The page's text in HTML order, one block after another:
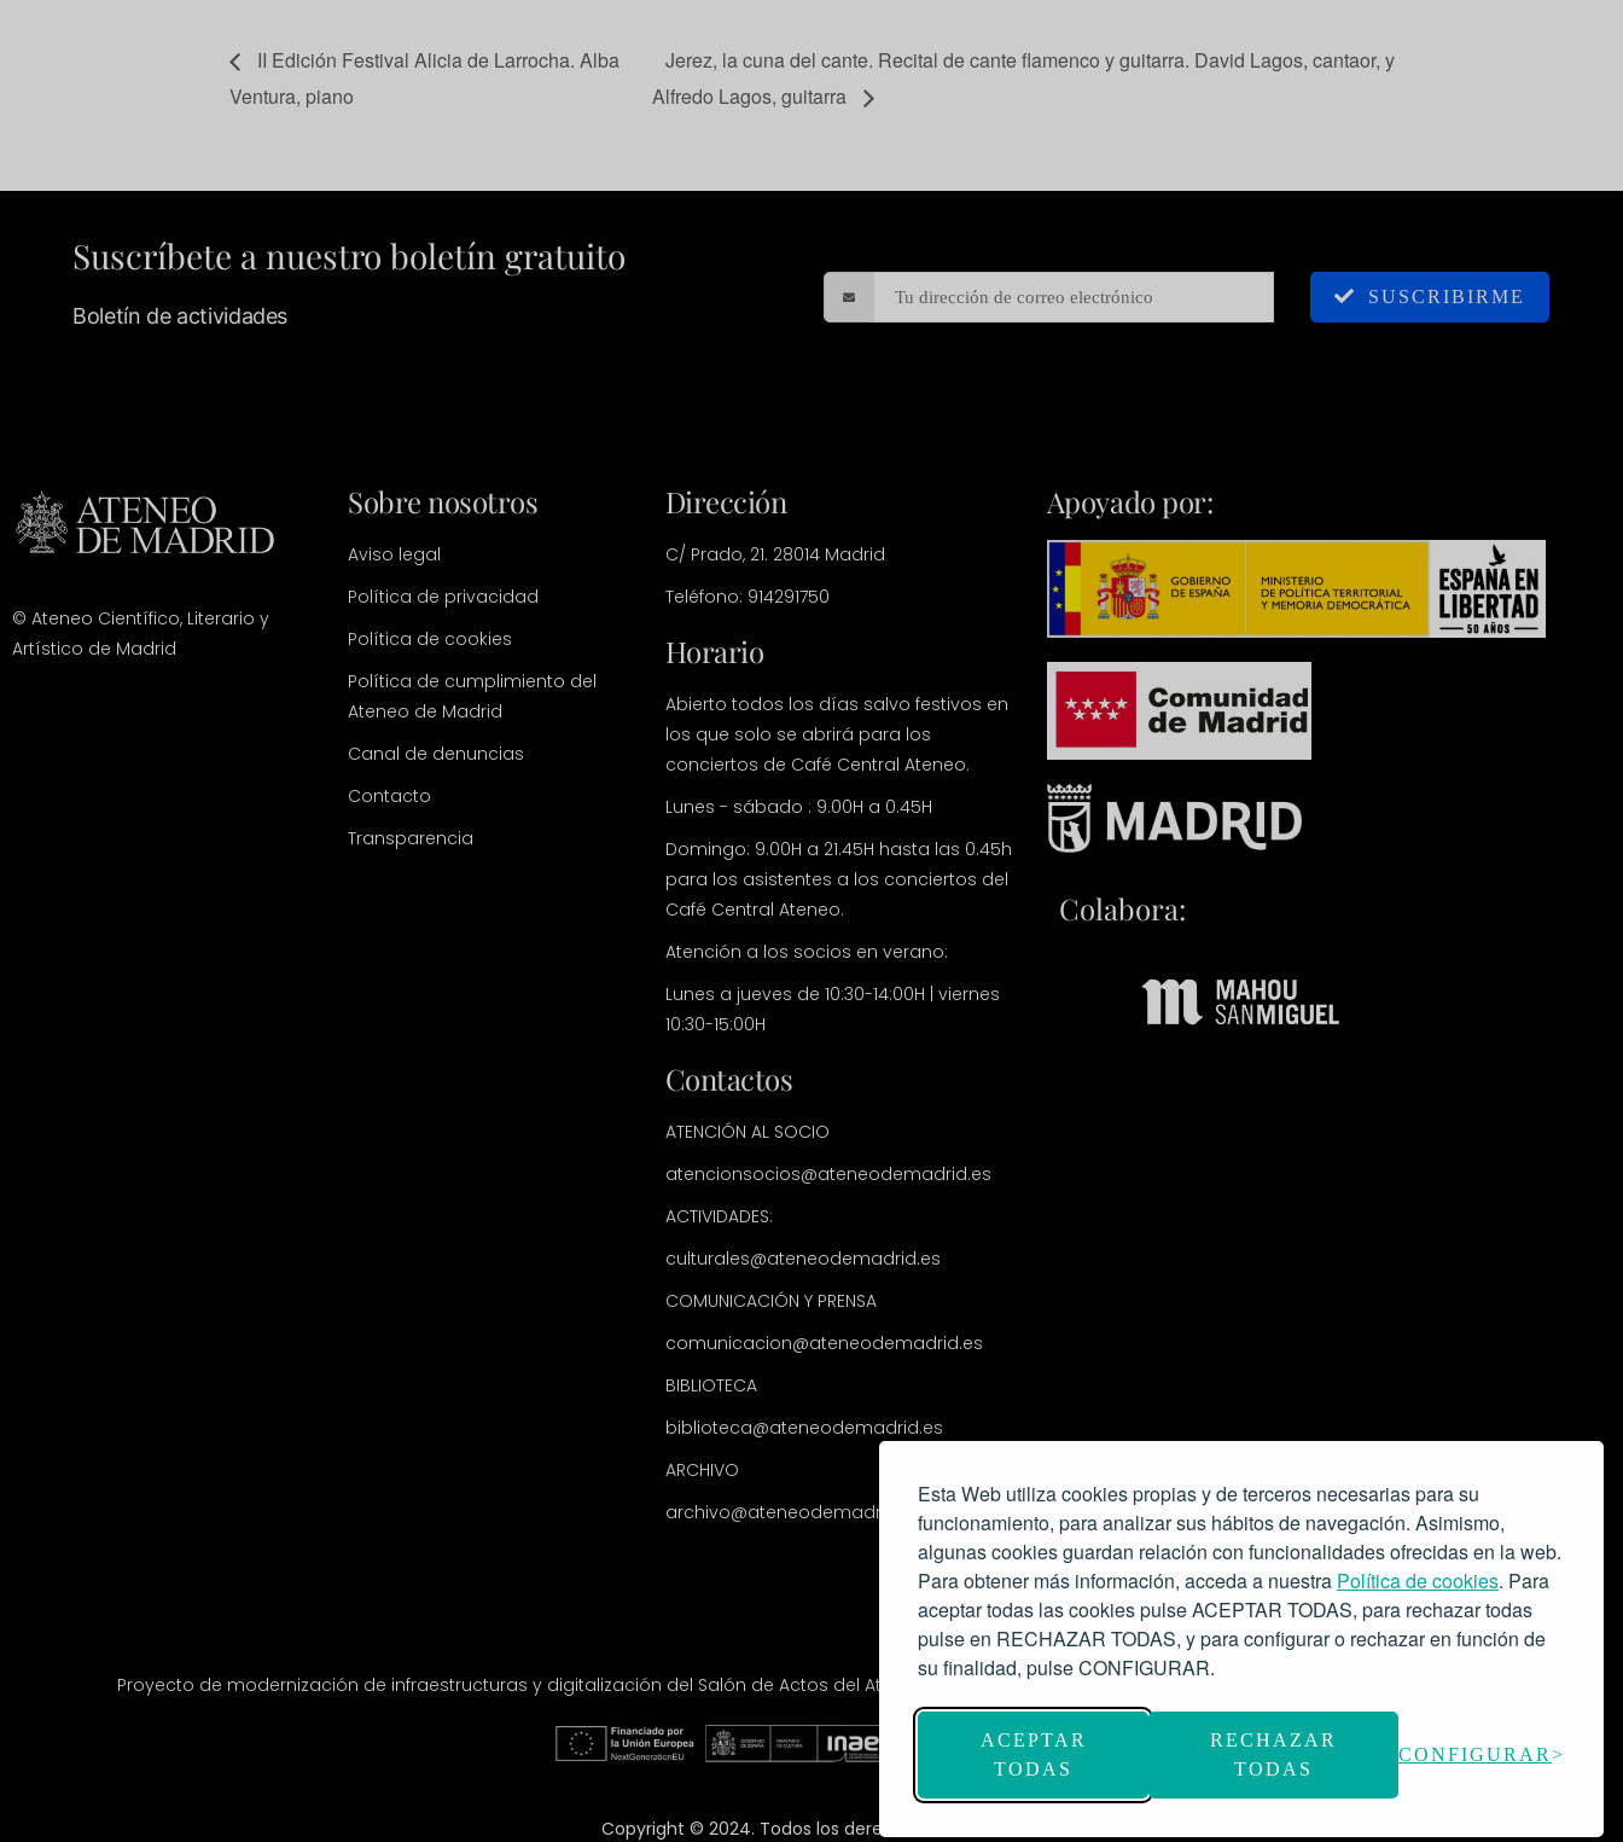
Esta Web utiliza cookies propias y de terceros necesarias para su
funcionamiento, para analizar sus hábitos de navegación. Asimismo,
algunas cookies guardan relación con funcionalidades ofrecidas en la web.
Para obtener más información, acceda a nuestra Política de cookies. Para
aceptar todas las cookies pulse ACEPTAR TODAS, para rechazar todas
pulse en RECHAZAR TODAS, y para configurar o rechazar en función de
su finalidad, pulse CONFIGURAR.
ACEPTAR
TODAS
RECHAZAR
TODAS
CONFIGURAR
II Edición Festival Alicia de Larrocha. Alba
Ventura, piano
Jerez, la cuna del cante. Recital de cante flamenco y guitarra. David Lagos, cantaor, y
Alfredo Lagos, guitarra
Suscríbete a nuestro boletín gratuito
Boletín de actividades
SUSCRIBIRME
© Ateneo Científico, Literario y
Artístico de Madrid
Sobre nosotros
Aviso legal
Política de privacidad
Política de cookies
Política de cumplimiento del
Ateneo de Madrid
Canal de denuncias
Contacto
Transparencia
Dirección
C/ Prado, 21. 28014 Madrid
Teléfono: 914291750
Horario
Abierto todos los días salvo festivos en
los que solo se abrirá para los
conciertos de Café Central Ateneo.
Lunes - sábado : 9.00H a 0.45H
Domingo: 9.00H a 21.45H hasta las 0.45h
para los asistentes a los conciertos del
Café Central Ateneo.
Atención a los socios en verano:
Lunes a jueves de 10:30-14:00H | viernes
10:30-15:00H
Contactos
ATENCIÓN AL SOCIO
atencionsocios@ateneodemadrid.es
ACTIVIDADES:
culturales@ateneodemadrid.es
COMUNICACIÓN Y PRENSA
comunicacion@ateneodemadrid.es
BIBLIOTECA
biblioteca@ateneodemadrid.es
ARCHIVO
archivo@ateneodemadrid.es
Apoyado por:
Colabora:
Proyecto de modernización de infraestructuras y digitalización del Salón de Actos del Ateneo de Madrid como espacio escénico-musical.
Copyright © 2024. Todos los derechos reservados